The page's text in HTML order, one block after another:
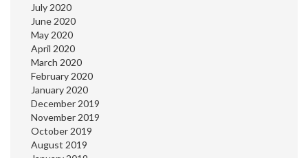
July 2020
June 2020
May 2020
April 2020
March 2020
February 2020
January 2020
December 2019
November 2019
October 2019
August 2019